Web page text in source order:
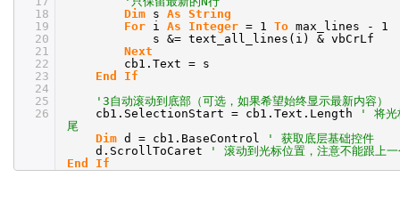
18
19
20
21
22
23
24
25
26
Dim s As String
For i As Integer = 1 To max_lines - 1
s &= text_all_lines(i) & vbCrLf
Next
cb1.Text = s
End
If
'3自动滚动到底部（可选，如果希望始终显示最新内容）
cb1.SelectionStart = cb1.Text.Length
' 将光
尾
Dim d = cb1.BaseControl
' 获取底层基础控件
d.ScrollToCaret
' 滚动到光标位置，注意不能跟上
End
If